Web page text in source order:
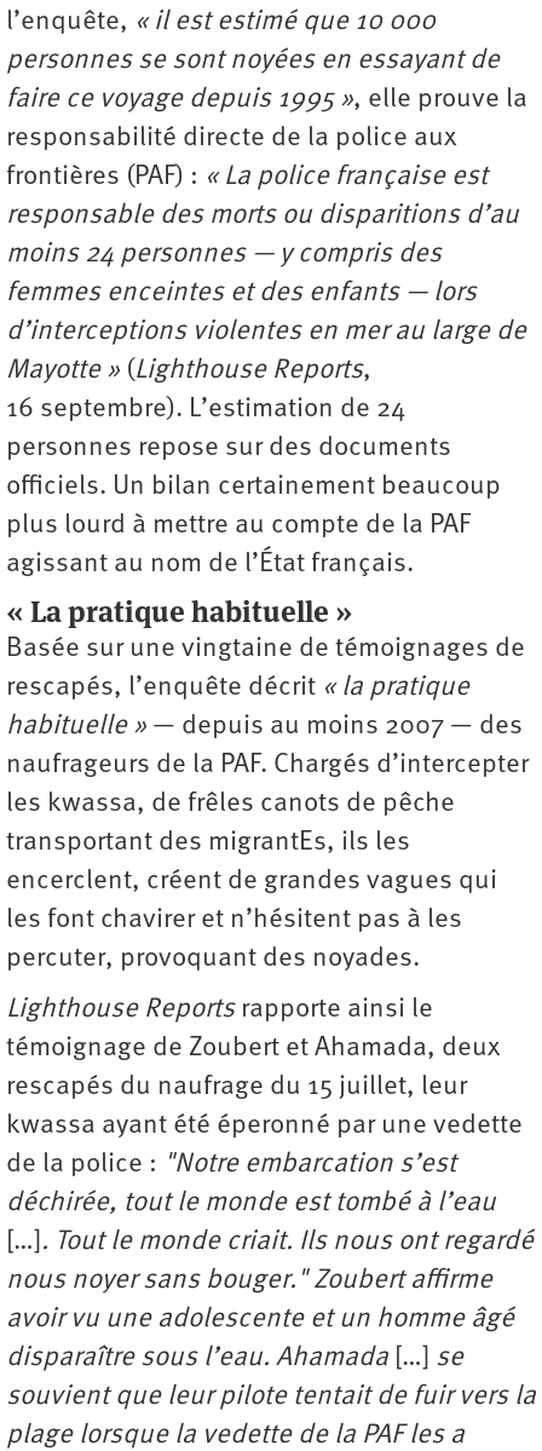
l’enquête, « il est estimé que 10 000
personnes se sont noyées en essayant de
faire ce voyage depuis 1995 », elle prouve la
responsabilité directe de la police aux
frontières (PAF) : « La police française est
responsable des morts ou disparitions d’au
moins 24 personnes — y compris des
femmes enceintes et des enfants — lors
d’interceptions violentes en mer au large de
Mayotte » (Lighthouse Reports,
16 septembre). L’estimation de 24
personnes repose sur des documents
officiels. Un bilan certainement beaucoup
plus lourd à mettre au compte de la PAF
agissant au nom de l’État français.
« La pratique habituelle »
Basée sur une vingtaine de témoignages de
rescapés, l’enquête décrit « la pratique
habituelle » — depuis au moins 2007 — des
naufrageurs de la PAF. Chargés d’intercepter
les kwassa, de frêles canots de pêche
transportant des migrantEs, ils les
encerclent, créent de grandes vagues qui
les font chavirer et n’hésitent pas à les
percuter, provoquant des noyades.
Lighthouse Reportsrapporte ainsi le
témoignage de Zoubert et Ahamada, deux
rescapés du naufrage du 15 juillet, leur
kwassa ayant été éperonné par une vedette
de la police : "Notre embarcation s’est
déchirée, tout le monde est tombé à l’eau
[…] . Tout le monde criait. Ils nous ont regardé
nous noyer sans bouger." Zoubert affirme
avoir vu une adolescente et un homme âgé
disparaître sous l’eau. Ahamada […] se
souvient que leur pilote tentait de fuir vers la
plage lorsque la vedette de la PAF les a